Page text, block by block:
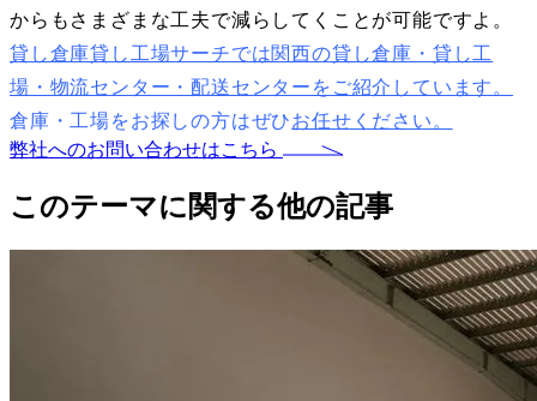
からもさまざまな工夫で減らしてくことが可能ですよ。
貸し倉庫貸し工場サーチでは関西の貸し倉庫・貸し工
場・物流センター・配送センター をご紹介しています。
倉庫・工場をお探しの方はぜひお任せください。
弊社へのお問い合わせはこちら
このテーマに関する他の記事